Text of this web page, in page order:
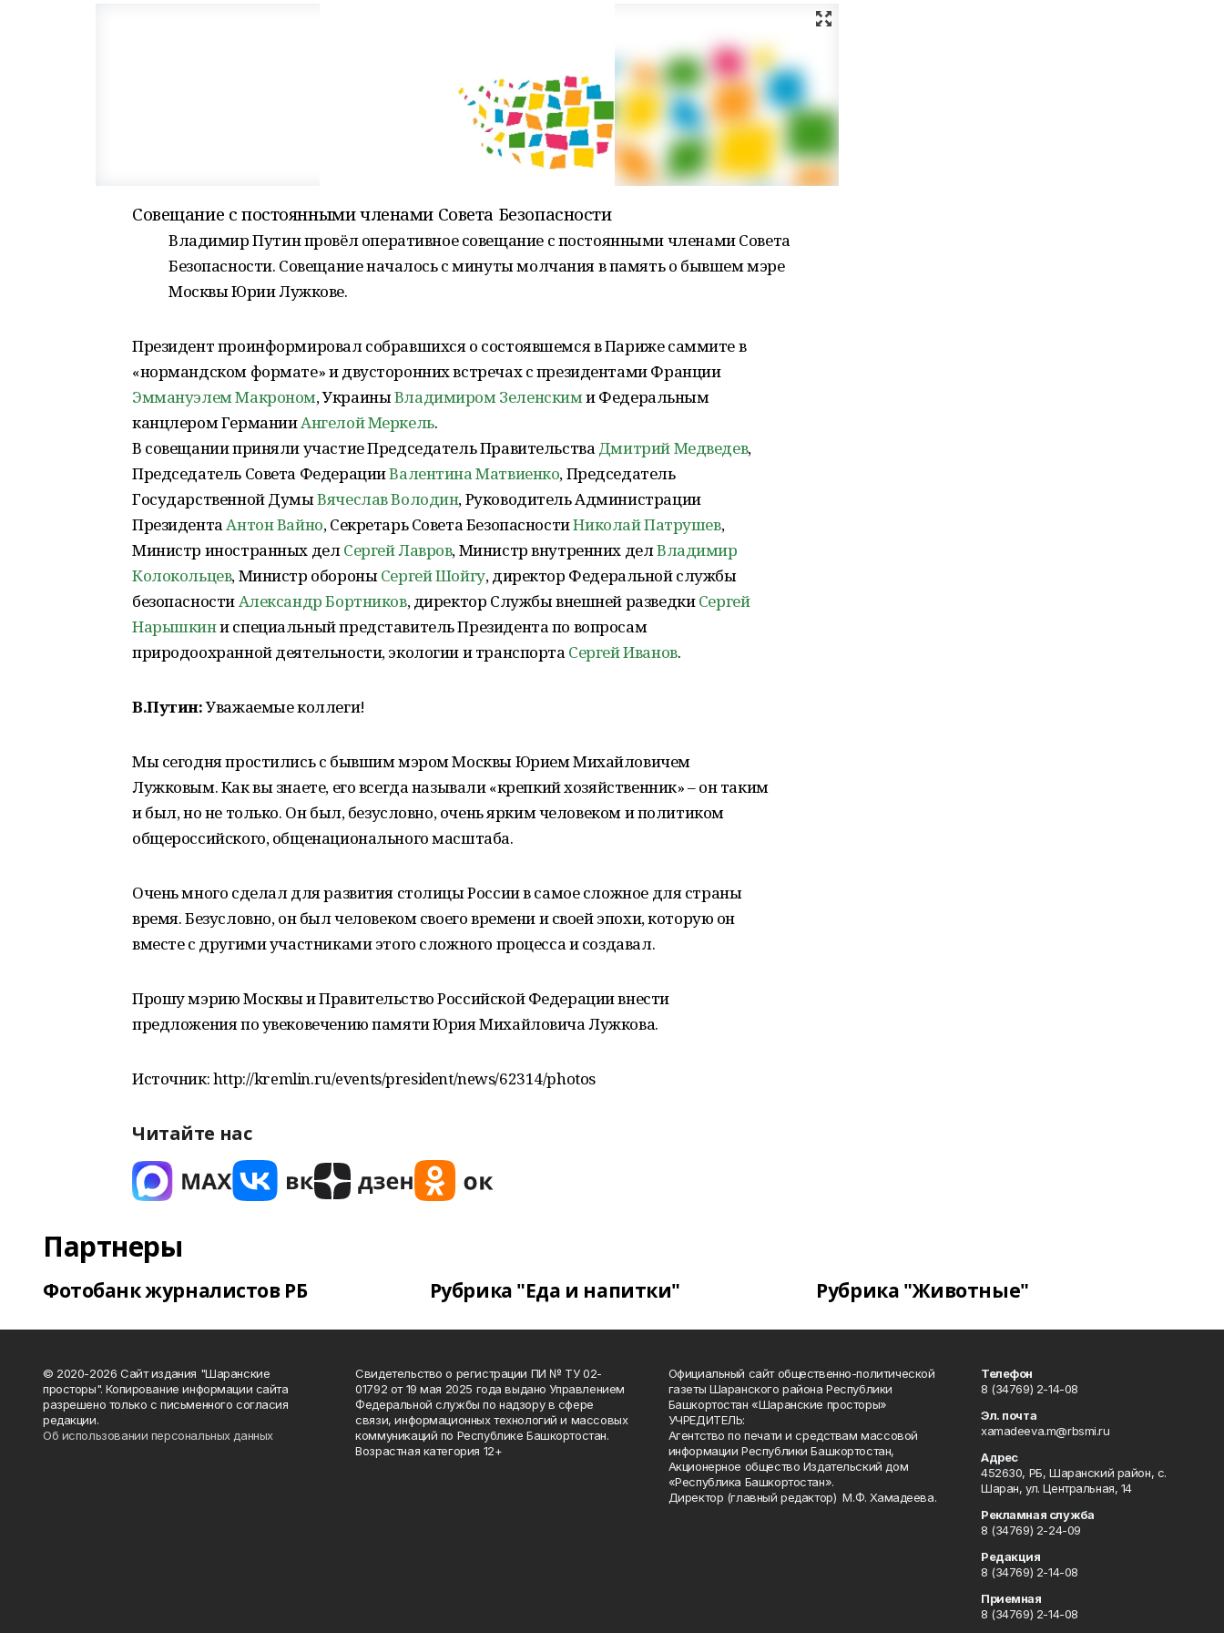
Совещание с постоянными членами Совета Безопасности
Владимир Путин провёл оперативное совещание с постоянными членами Совета
Безопасности. Совещание началось с минуты молчания в память о бывшем мэре
Москвы Юрии Лужкове.
Президент проинформировал собравшихся о состоявшемся в Париже саммите в
«нормандском формате» и двусторонних встречах с президентами Франции
Эммануэлем Макроном, УкраиныВладимиром Зеленскими Федеральным
канцлером ГерманииАнгелой Меркель.
В совещании приняли участие Председатель Правительства Дмитрий Медведев,
Председатель Совета ФедерацииВалентина Матвиенко, Председатель
Государственной ДумыВячеслав Володин, Руководитель Администрации
ПрезидентаАнтон Вайно, Секретарь Совета БезопасностиНиколай Патрушев,
Министр иностранных делСергей Лавров, Министр внутренних делВладимир
Колокольцев, Министр обороныСергей Шойгу, директор Федеральной службы
безопасностиАлександр Бортников, директор Службы внешней разведкиСергей
Нарышкини специальный представитель Президента по вопросам
природоохранной деятельности, экологии и транспорта Сергей Иванов.
В.Путин:Уважаемые коллеги!
Мы сегодня простились с бывшим мэром Москвы Юрием Михайловичем
Лужковым. Как вы знаете, его всегда называли «крепкий хозяйственник» – он таким
и был, но не только. Он был, безусловно, очень ярким человеком и политиком
общероссийского, общенационального масштаба.
Очень много сделал для развития столицы России в самое сложное для страны
время. Безусловно, он был человеком своего времени и своей эпохи, которую он
вместе с другими участниками этого сложного процесса и создавал.
Прошу мэрию Москвы и Правительство Российской Федерации внести
предложения по увековечению памяти Юрия Михайловича Лужкова.
Источник: http://kremlin.ru/events/president/news/62314/photos
Читайте нас
Партнеры
Фотобанк журналистов РБ Рубрика "Еда и напитки" Рубрика "Животные"
© 2020-2026 Сайт издания "Шаранские
просторы". Копирование информации сайта
разрешено только с письменного согласия
редакции.
Об использовании персональных данных
Свидетельство о регистрации ПИ № ТУ 02-
01792 от 19 мая 2025 года выдано Управлением
Федеральной службы по надзору в сфере
связи, информационных технологий и массовых
коммуникаций по Республике Башкортостан.
Возрастная категория 12+
Официальный сайт общественно-политической
газеты Шаранского района Республики
Башкортостан «Шаранские просторы»
УЧРЕДИТЕЛЬ:
Агентство по печати и средствам массовой
информации Республики Башкортостан,
Акционерное общество Издательский дом
«Республика Башкортостан».
Директор (главный редактор) М.Ф. Хамадеева.
Телефон
8 (34769) 2-14-08
Эл. почта
xamadeeva.m@rbsmi.ru
Адрес
452630, РБ, Шаранский район, с.
Шаран, ул. Центральная, 14
Рекламная служба
8 (34769) 2-24-09
Редакция
8 (34769) 2-14-08
Приемная
8 (34769) 2-14-08